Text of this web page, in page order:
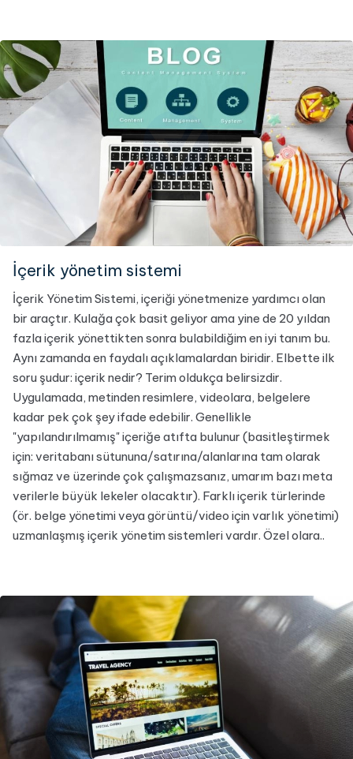
İçerik yönetim sistemi
İçerik Yönetim Sistemi, içeriği yönetmenize yardımcı olan
bir araçtır. Kulağa çok basit geliyor ama yine de 20 yıldan
fazla içerik yönettikten sonra bulabildiğim en iyi tanım bu.
Aynı zamanda en faydalı açıklamalardan biridir. Elbette ilk
soru şudur: içerik nedir? Terim oldukça belirsizdir.
Uygulamada, metinden resimlere, videolara, belgelere
kadar pek çok şey ifade edebilir. Genellikle
"yapılandırılmamış" içeriğe atıfta bulunur (basitleştirmek
için: veritabanı sütununa/satırına/alanlarına tam olarak
sığmaz ve üzerinde çok çalışmazsanız, umarım bazı meta
verilerle büyük lekeler olacaktır). Farklı içerik türlerinde
(ör. belge yönetimi veya görüntü/video için varlık yönetimi)
uzmanlaşmış içerik yönetim sistemleri vardır. Özel olara..